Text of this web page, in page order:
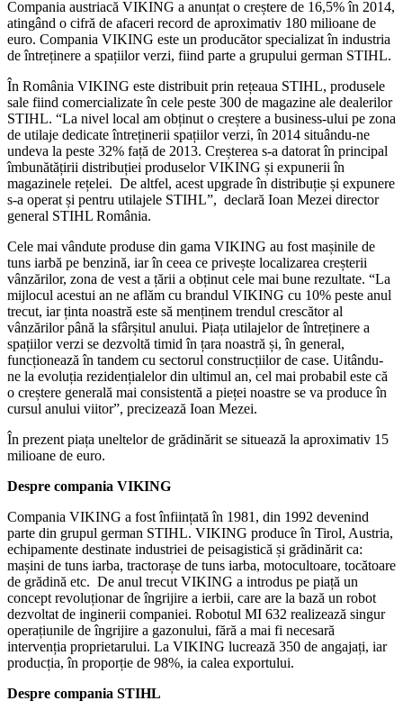
Compania austriacă VIKING a anunțat o creștere de 16,5% în 2014,
atingând o cifră de afaceri record de aproximativ 180 milioane de
euro. Compania VIKING este un producător specializat în industria
de întreținere a spațiilor verzi, fiind parte a grupului german STIHL.
În România VIKING este distribuit prin rețeaua STIHL, produsele
sale fiind comercializate în cele peste 300 de magazine ale dealerilor
STIHL. “La nivel local am obținut o creștere a business-ului pe zona
de utilaje dedicate întreținerii spațiilor verzi, în 2014 situându-ne
undeva la peste 32% față de 2013. Creșterea s-a datorat în principal
îmbunătățirii distribuției produselor VIKING și expunerii în
magazinele rețelei. De altfel, acest upgrade în distribuție și expunere
s-a operat și pentru utilajele STIHL”, declară Ioan Mezei director
general STIHL România.
Cele mai vândute produse din gama VIKING au fost mașinile de
tuns iarbă pe benzină, iar în ceea ce privește localizarea creșterii
vânzărilor, zona de vest a țării a obținut cele mai bune rezultate. “La
mijlocul acestui an ne aflăm cu brandul VIKING cu 10% peste anul
trecut, iar ținta noastră este să menținem trendul crescător al
vânzărilor până la sfârșitul anului. Piața utilajelor de întreținere a
spațiilor verzi se dezvoltă timid în țara noastră și, în general,
funcționează în tandem cu sectorul construcțiilor de case. Uitându-
ne la evoluția rezidențialelor din ultimul an, cel mai probabil este că
o creștere generală mai consistentă a pieței noastre se va produce în
cursul anului viitor”, precizează Ioan Mezei.
În prezent piața uneltelor de grădinărit se situează la aproximativ 15
milioane de euro.
Despre compania VIKING
Compania VIKING a fost înființată în 1981, din 1992 devenind
parte din grupul german STIHL. VIKING produce în Tirol, Austria,
echipamente destinate industriei de peisagistică și grădinărit ca:
mașini de tuns iarba, tractorașe de tuns iarba, motocultoare, tocătoare
de grădină etc. De anul trecut VIKING a introdus pe piață un
concept revoluționar de îngrijire a ierbii, care are la bază un robot
dezvoltat de inginerii companiei. Robotul MI 632 realizează singur
operațiunile de îngrijire a gazonului, fără a mai fi necesară
intervenția proprietarului. La VIKING lucrează 350 de angajați, iar
producția, în proporție de 98%, ia calea exportului.
Despre compania STIHL